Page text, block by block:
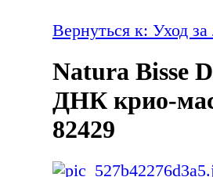
Вернуться к: Уход
Natura Bisse
ДНК крио-
82429